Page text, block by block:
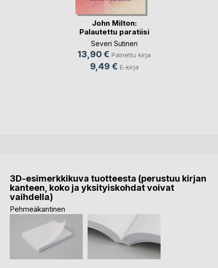
John Milton:
Palautettu paratiisi
Severi Sutinen
13,90 € Painettu kirja
9,49 € E-kirja
3D-esimerkkikuva tuotteesta (perustuu kirjan
kanteen, koko ja yksityiskohdat voivat
vaihdella)
Pehmeäkantinen